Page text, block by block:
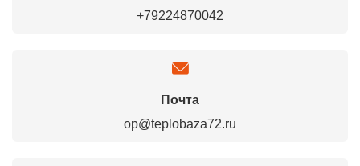
+79224870042
Почта
op@teplobaza72.ru